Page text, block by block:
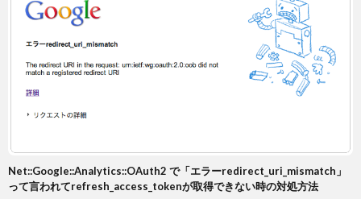
Net::Google::Analytics::OAuth2 で「エラーredirect_uri_mismatch」
って言われてrefresh_access_tokenが取得できない時の対処方法